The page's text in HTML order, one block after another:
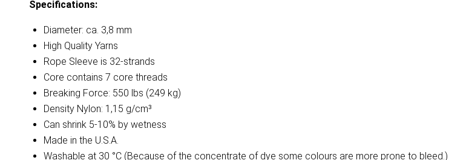
Specifications:
Diameter: ca. 3,8 mm
High Quality Yarns
Rope Sleeve is 32-strands
Core contains 7 core threads
Breaking Force: 550 lbs (249 kg)
Density Nylon: 1,15 g/cm³
Can shrink 5-10% by wetness
Made in the U.S.A.
Washable at 30 °C (Because of the concentrate of dye some colours are more prone to bleed.)